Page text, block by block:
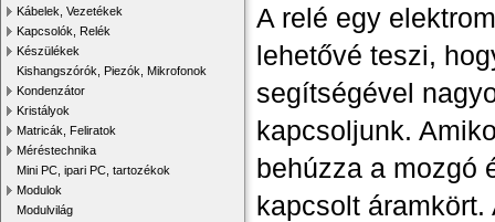
Kábelek, Vezetékek
Kapcsolók, Relék
Készülékek
Kishangszórók, Piezók, Mikrofonok
Kondenzátor
Kristályok
Matricák, Feliratok
Méréstechnika
Mini PC, ipari PC, tartozékok
Modulok
Modulvilág
A relé egy
lehetővé teszi,
segítségével
kapcsoljunk.
behúzza a mozgó
kapcsolt